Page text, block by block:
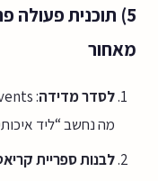
מאחור
לסדר מדידה
מה נחשב “ליד
לבנות ספריית